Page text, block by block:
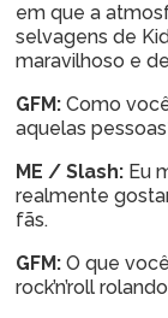
em que a
selvagens de
maravilhoso e
GFM: Como
aquelas
ME / Slash: Eu
realmente
fãs.
GFM: O que
rock’n’roll